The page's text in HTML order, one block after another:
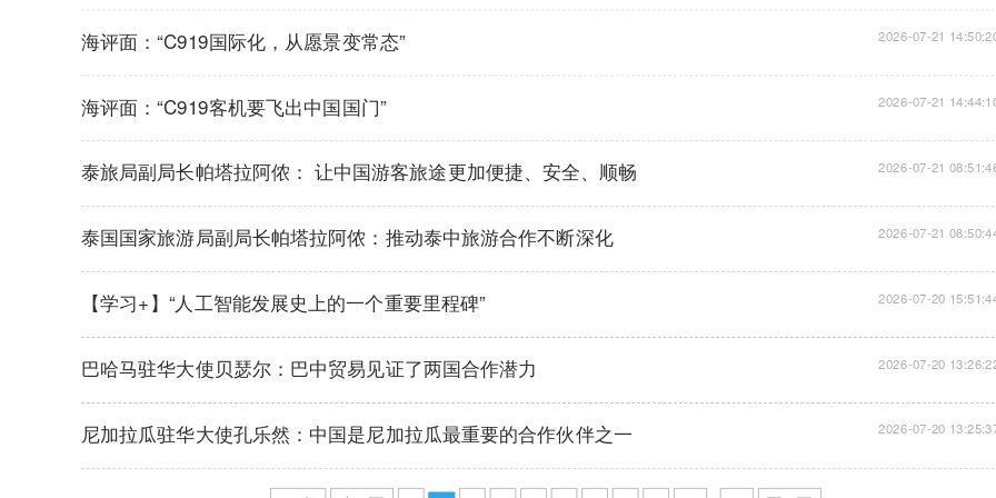
海评面：“C919国际化，从愿景变常态” 2026-07-21
海评面：“C919客机要飞出中国国门” 2026-07-21
泰旅局副局长帕塔拉阿侬： 让中国游客旅途更加便捷、安全、顺畅 2026-07-21
泰国国家旅游局副局长帕塔拉阿侬：推动泰中旅游合作不断深化 2026-07-21
【学习+】“人工智能发展史上的一个重要里程碑” 2026-07-20
巴哈马驻华大使贝瑟尔：巴中贸易见证了两国合作潜力 2026-07-20
尼加拉瓜驻华大使孔乐然：中国是尼加拉瓜最重要的合作伙伴之一 2026-07-20